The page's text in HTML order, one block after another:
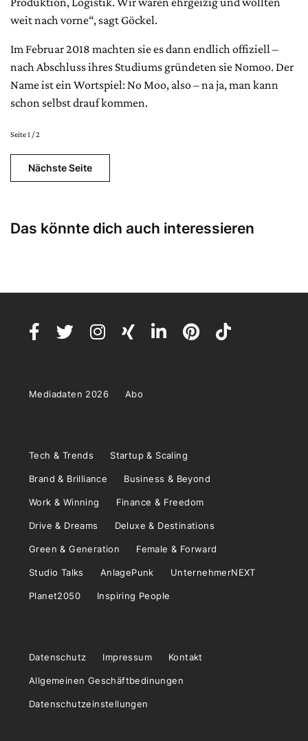
weit nach vorne“, sagt Göckel.
Im Februar 2018 machten sie es dann endlich offiziell –
nach Abschluss ihres Studiums gründeten sie Nomoo. Der
Name ist ein Wortspiel: No Moo, also – na ja, man kann
schon selbst drauf kommen.
Seite 1 / 2
Nächste Seite
Das könnte dich auch interessieren
Mediadaten 2026 Abo
Tech & Trends Startup & Scaling
Brand & Brilliance Business & Beyond
Work & Winning Finance & Freedom
Drive & Dreams Deluxe & Destinations
Green & Generation Female & Forward
Studio Talks AnlagePunk UnternehmerNEXT
Planet2050 Inspiring People
Datenschutz Impressum Kontakt
Allgemeinen Geschäftbedinungen
Datenschutzeinstellungen